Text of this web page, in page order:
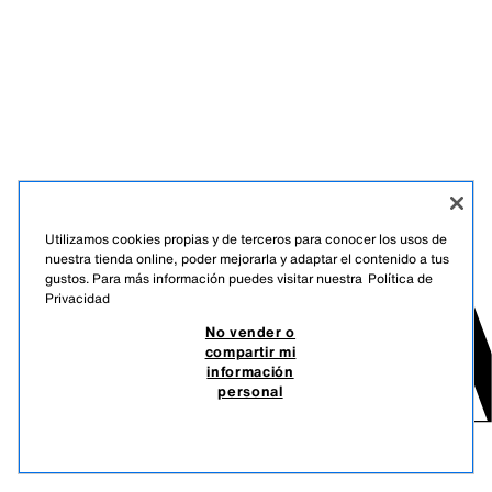
Utilizamos cookies propias y de terceros para conocer los usos de
nuestra tienda online, poder mejorarla y adaptar el contenido a tus
gustos. Para más información puedes visitar nuestra Política de
Privacidad
No vender o
compartir mi
información
personal